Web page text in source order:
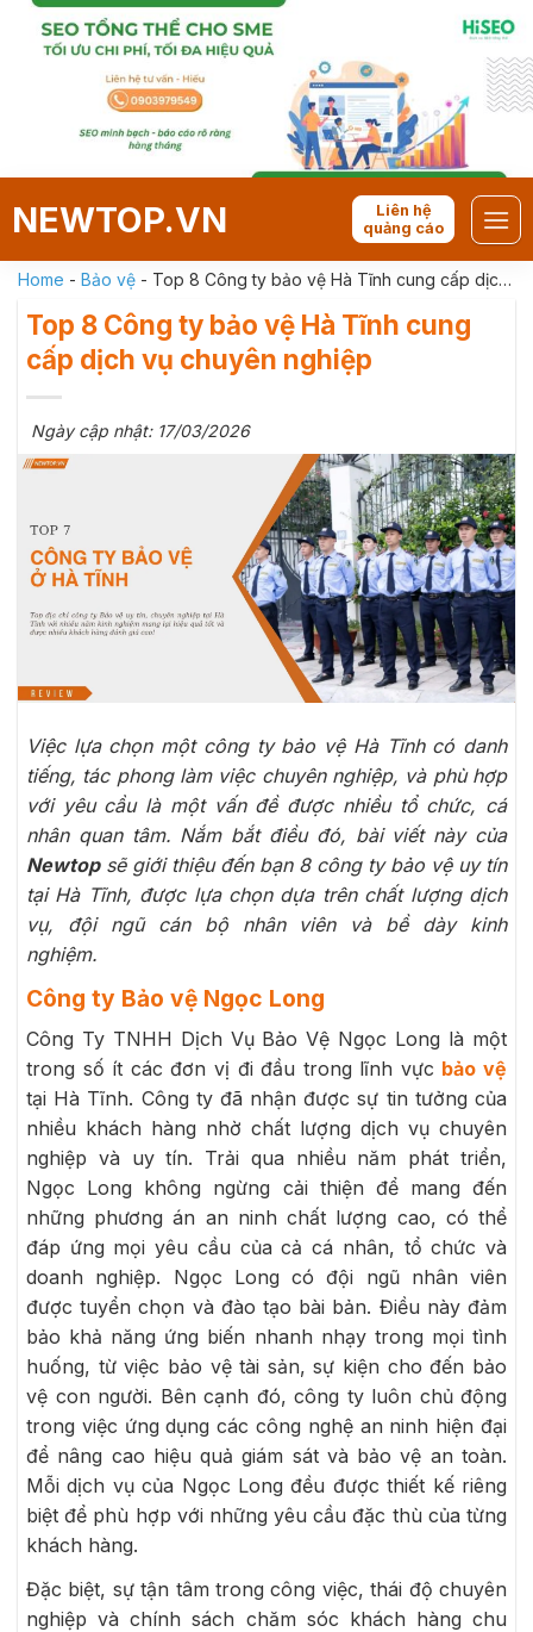
Skip
NEWTOP.VN
Liên hệ
quảng cáo
Home - Bảo vệ - Top 8 Công ty bảo vệ Hà Tĩnh cung cấp dịch
Top 8 Công ty bảo vệ Hà Tĩnh cung
cấp dịch vụ chuyên nghiệp
Ngày cập nhật: 17/03/2026
Việc lựa chọn một công ty bảo vệ Hà Tĩnh có danh
tiếng, tác phong làm việc chuyên nghiệp, và phù hợp
với yêu cầu là một vấn đề được nhiều tổ chức, cá
nhân quan tâm. Nắm bắt điều đó, bài viết này của
Newtopsẽ giới thiệu đến bạn 8 công ty bảo vệ uy tín
tại Hà Tĩnh, được lựa chọn dựa trên chất lượng dịch
vụ, đội ngũ cán bộ nhân viên và bề dày kinh
nghiệm.
Công ty Bảo vệ Ngọc Long
Công Ty TNHH Dịch Vụ Bảo Vệ Ngọc Long là một
trong số ít các đơn vị đi đầu trong lĩnh vực bảo vệ
tại Hà Tĩnh. Công ty đã nhận được sự tin tưởng của
nhiều khách hàng nhờ chất lượng dịch vụ chuyên
nghiệp và uy tín. Trải qua nhiều năm phát triển,
Ngọc Long không ngừng cải thiện để mang đến
những phương án an ninh chất lượng cao, có thể
đáp ứng mọi yêu cầu của cả cá nhân, tổ chức và
doanh nghiệp. Ngọc Long có đội ngũ nhân viên
được tuyển chọn và đào tạo bài bản. Điều này đảm
bảo khả năng ứng biến nhanh nhạy trong mọi tình
huống, từ việc bảo vệ tài sản, sự kiện cho đến bảo
vệ con người. Bên cạnh đó, công ty luôn chủ động
trong việc ứng dụng các công nghệ an ninh hiện đại
để nâng cao hiệu quả giám sát và bảo vệ an toàn.
Mỗi dịch vụ của Ngọc Long đều được thiết kế riêng
biệt để phù hợp với những yêu cầu đặc thù của từng
khách hàng.
Đặc biệt, sự tận tâm trong công việc, thái độ chuyên
nghiệp và chính sách chăm sóc khách hàng chu